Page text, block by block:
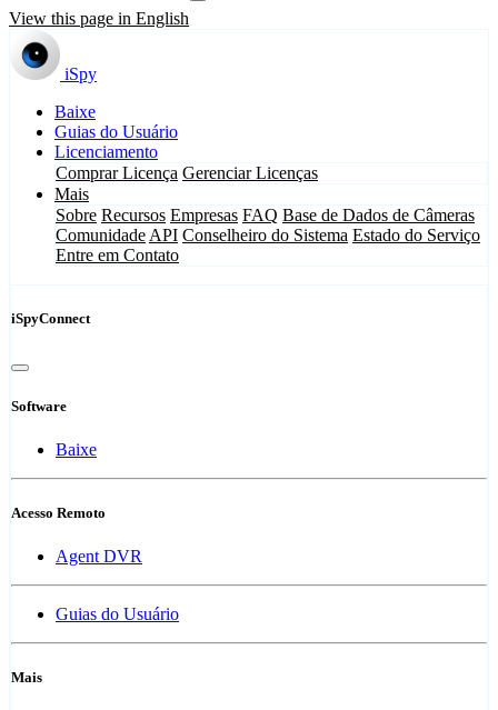
View this page in English
iSpy
Baixe
Guias do Usuário
Licenciamento
Comprar Licença Gerenciar Licenças
Mais
Sobre Recursos Empresas FAQ Base de Dados de Câmeras
Comunidade API Conselheiro do Sistema Estado do Serviço
Entre em Contato
iSpyConnect
Software
Baixe
Acesso Remoto
Agent DVR
Guias do Usuário
Mais